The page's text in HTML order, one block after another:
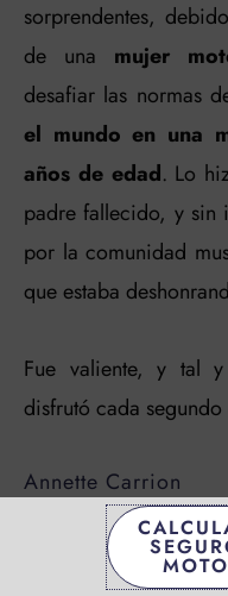
sorprendentes,
de una mujer
desafiar las normas
el mundo en una
años de edad. Lo
padre fallecido, y sin
por la comunidad
que estaba
Fue valiente, y tal
disfrutó cada
Annette Carrion
MOTO